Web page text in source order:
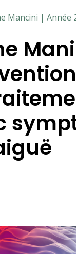
Mancini | Année